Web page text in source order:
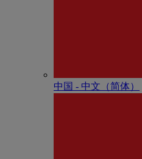
中国 - 中⽂（简体）